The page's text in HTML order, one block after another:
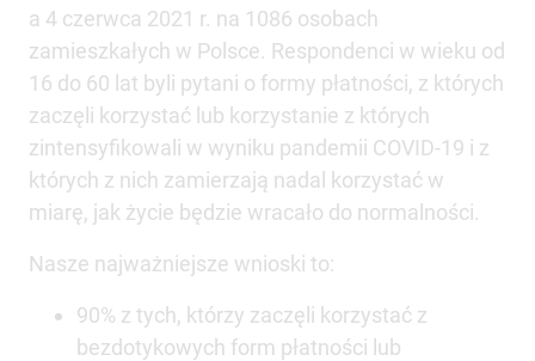
a 4 czerwca 2021 r. na 1086 osobach
zamieszkałych w Polsce. Respondenci w wieku od
16 do 60 lat byli pytani o formy płatności, z których
zaczęli korzystać lub korzystanie z których
zintensyfikowali w wyniku pandemii COVID-19 i z
których z nich zamierzają nadal korzystać w
miarę, jak życie będzie wracało do normalności.
Nasze najważniejsze wnioski to:
90% z tych, którzy zaczęli korzystać z
bezdotykowych form płatności lub